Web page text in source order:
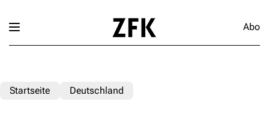
Abo
Startseite Deutschland